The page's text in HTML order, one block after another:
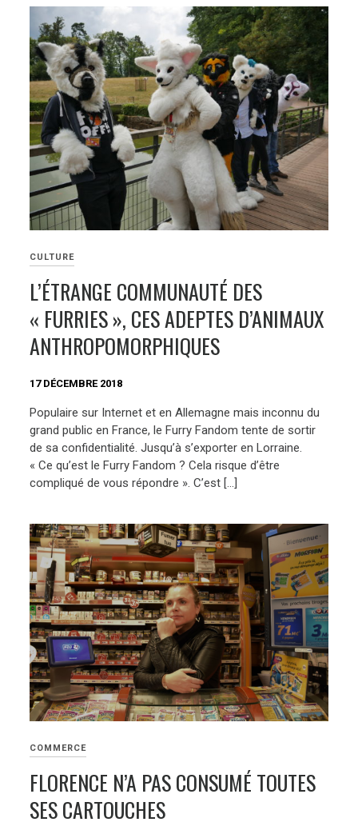
CULTURE
L’ÉTRANGE COMMUNAUTÉ DES
« FURRIES », CES ADEPTES D’ANIMAUX
ANTHROPOMORPHIQUES
17 DÉCEMBRE 2018
Populaire sur Internet et en Allemagne mais inconnu du
grand public en France, le Furry Fandom tente de sortir
de sa confidentialité. Jusqu’à s’exporter en Lorraine.
« Ce qu’est le Furry Fandom ? Cela risque d’être
compliqué de vous répondre ». C’est […]
COMMERCE
FLORENCE N’A PAS CONSUMÉ TOUTES
SES CARTOUCHES